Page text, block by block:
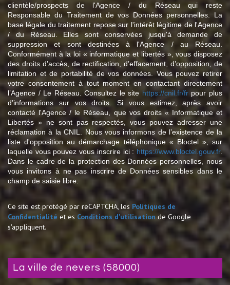
clientèle/prospects de l'Agence / du Réseau qui reste
Responsable du Traitement de vos Données personnelles. La
base légale du traitement repose sur l'intérêt légitime de l'Agence
/ du Réseau. Elles sont conservées jusqu'à demande de
suppression et sont destinées à l'Agence / au Réseau.
Conformément à la loi « informatique et libertés », vous disposez
des droits d’accès, de rectification, d’effacement, d’opposition, de
limitation et de portabilité de vos données. Vous pouvez retirer
votre consentement à tout moment en contactant directement
l’Agence / Le Réseau. Consultez le site https://cnil.fr/frpour plus
d’informations sur vos droits. Si vous estimez, après avoir
contacté l'Agence / le Réseau, que vos droits « Informatique et
Libertés » ne sont pas respectés, vous pouvez adresser une
réclamation à la CNIL. Nous vous informons de l’existence de la
liste d'opposition au démarchage téléphonique « Bloctel », sur
laquelle vous pouvez vous inscrire ici : https://www.bloctel.gouv.fr.
Dans le cadre de la protection des Données personnelles, nous
vous invitons à ne pas inscrire de Données sensibles dans le
champ de saisie libre.
Ce site est protégé par reCAPTCHA, les Politiques de
Confidentialité et es Conditions d'utilisationde Google
s'appliquent.
la ville de nevers (58000)